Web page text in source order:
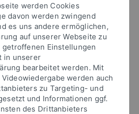
und Ihr Passwort an um sich
werden Cookies
davon werden zwingend
es uns andere ermöglichen,
auf unserer Webseite zu
Einstellungen
in unserer
bearbeitet werden. Mit
werden auch
zu Targeting- und
und Informationen ggf.
des Drittanbieters